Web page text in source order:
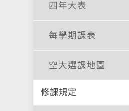
四年大表
每學期課表
空大選課地圖
修課規定